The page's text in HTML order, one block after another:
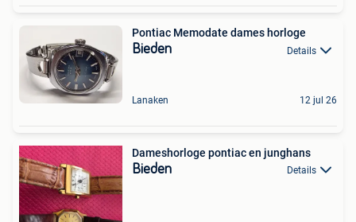
Pontiac Memodate dames horloge
Bieden Details
Lanaken 12 jul 26
Dameshorloge pontiac en junghans
Bieden Details